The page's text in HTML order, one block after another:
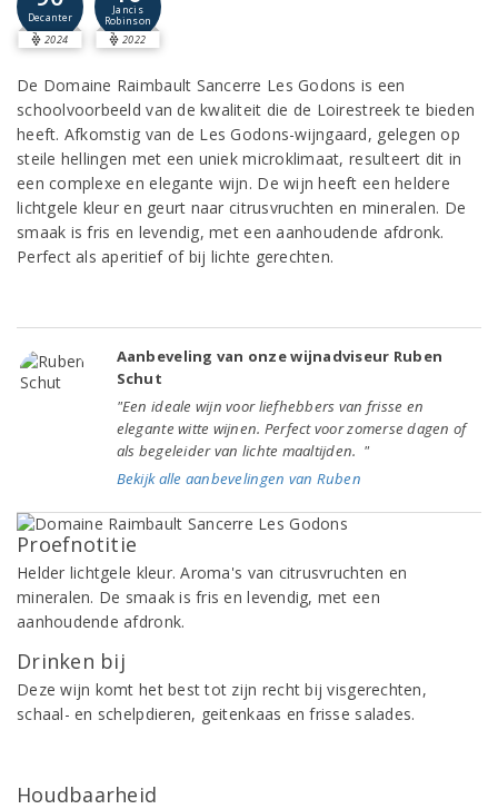
Decanter
2024
Jancis
Robinson
2022
De Domaine Raimbault Sancerre Les Godons is een
schoolvoorbeeld van de kwaliteit die de Loirestreek te bieden
heeft. Afkomstig van de Les Godons-wijngaard, gelegen op
steile hellingen met een uniek microklimaat, resulteert dit in
een complexe en elegante wijn. De wijn heeft een heldere
lichtgele kleur en geurt naar citrusvruchten en mineralen. De
smaak is fris en levendig, met een aanhoudende afdronk.
Perfect als aperitief of bij lichte gerechten.
Aanbeveling van onze wijnadviseur Ruben
Schut
"Een ideale wijn voor liefhebbers van frisse en
elegante witte wijnen. Perfect voor zomerse dagen of
als begeleider van lichte maaltijden. "
Bekijk alle aanbevelingen van Ruben
Proefnotitie
Helder lichtgele kleur. Aroma's van citrusvruchten en
mineralen. De smaak is fris en levendig, met een
aanhoudende afdronk.
Drinken bij
Deze wijn komt het best tot zijn recht bij visgerechten,
schaal- en schelpdieren, geitenkaas en frisse salades.
Houdbaarheid